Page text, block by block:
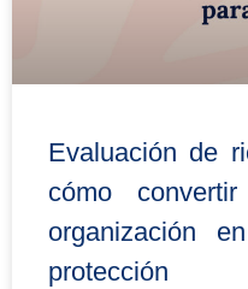
Evaluación de
cómo
organización
protección